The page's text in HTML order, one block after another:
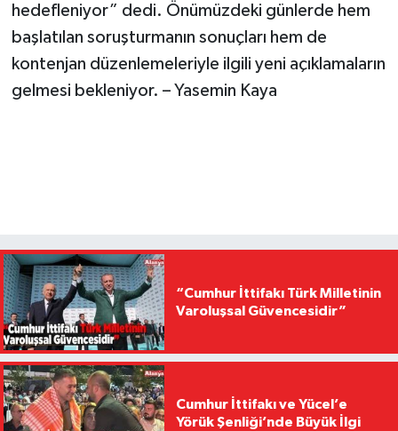
hedefleniyor” dedi. Önümüzdeki günlerde hem
başlatılan soruşturmanın sonuçları hem de
kontenjan düzenlemeleriyle ilgili yeni açıklamaların
gelmesi bekleniyor. – Yasemin Kaya
“Cumhur İttifakı Türk Milletinin
Varoluşsal Güvencesidir”
Cumhur İttifakı ve Yücel’e
Yörük Şenliği’nde Büyük İlgi